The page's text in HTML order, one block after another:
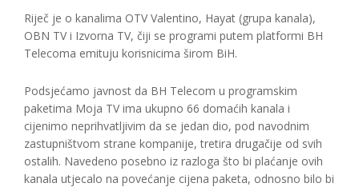
Riječ je o kanalima OTV Valentino, Hayat (grupa kanala),
OBN TV i Izvorna TV, čiji se programi putem platformi BH
Telecoma emituju korisnicima širom BiH.
Podsjećamo javnost da BH Telecom u programskim
paketima Moja TV ima ukupno 66 domaćih kanala i
cijenimo neprihvatljivim da se jedan dio, pod navodnim
zastupništvom strane kompanije, tretira drugačije od svih
ostalih. Navedeno posebno iz razloga što bi plaćanje ovih
kanala utjecalo na povećanje cijena paketa, odnosno bilo bi